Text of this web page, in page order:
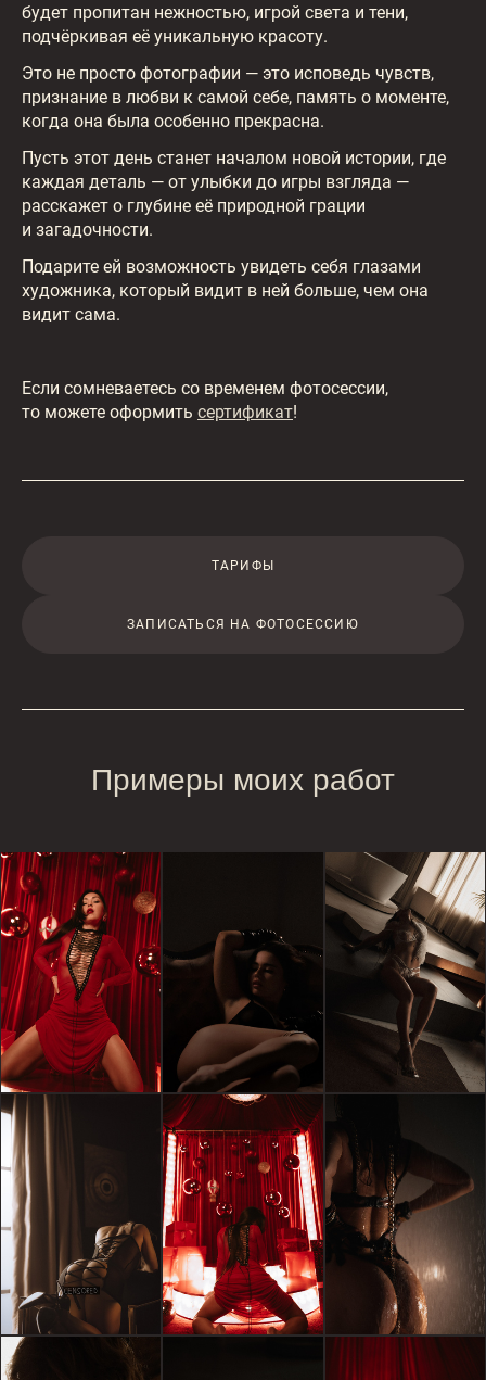
будет пропитан нежностью, игрой света и тени,
подчёркивая её уникальную красоту.
Это не просто фотографии — это исповедь чувств,
признание в любви к самой себе, память о моменте,
когда она была особенно прекрасна.
Пусть этот день станет началом новой истории, где
каждая деталь — от улыбки до игры взгляда —
расскажет о глубине её природной грации
и загадочности.
Подарите ей возможность увидеть себя глазами
художника, который видит в ней больше, чем она
видит сама.
Если сомневаетесь со временем фотосессии,
то можете оформить сертификат!
ТАРИФЫ
ЗАПИСАТЬСЯ НА ФОТОСЕССИЮ
Примеры моих работ